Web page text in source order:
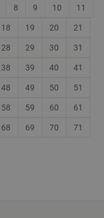
8 9 10 11
18 19 20 21
28 29 30 31
38 39 40 41
48 49 50 51
58 59 60 61
68 69 70 71